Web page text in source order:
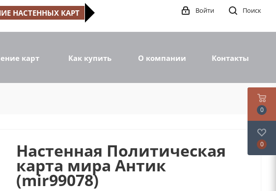
НАСТЕННЫХ КАРТ Поиск
Войти
карт Как купить О компании Контакты
Настенная Политическая
карта мира Антик
(mir99078)
0
0